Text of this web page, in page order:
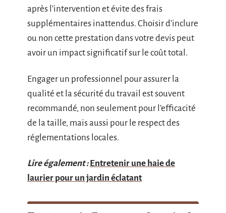
après l’intervention et évite des frais
supplémentaires inattendus. Choisir d’inclure
ou non cette prestation dans votre devis peut
avoir un impact significatif sur le coût total.
Engager un professionnel pour assurer la
qualité et la sécurité du travail est souvent
recommandé, non seulement pour l’efficacité
de la taille, mais aussi pour le respect des
réglementations locales.
Lire également : Entretenir une haie de
laurier pour un jardin éclatant